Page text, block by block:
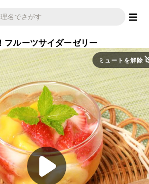
フルーツサイダーゼリー
ミュートを解除